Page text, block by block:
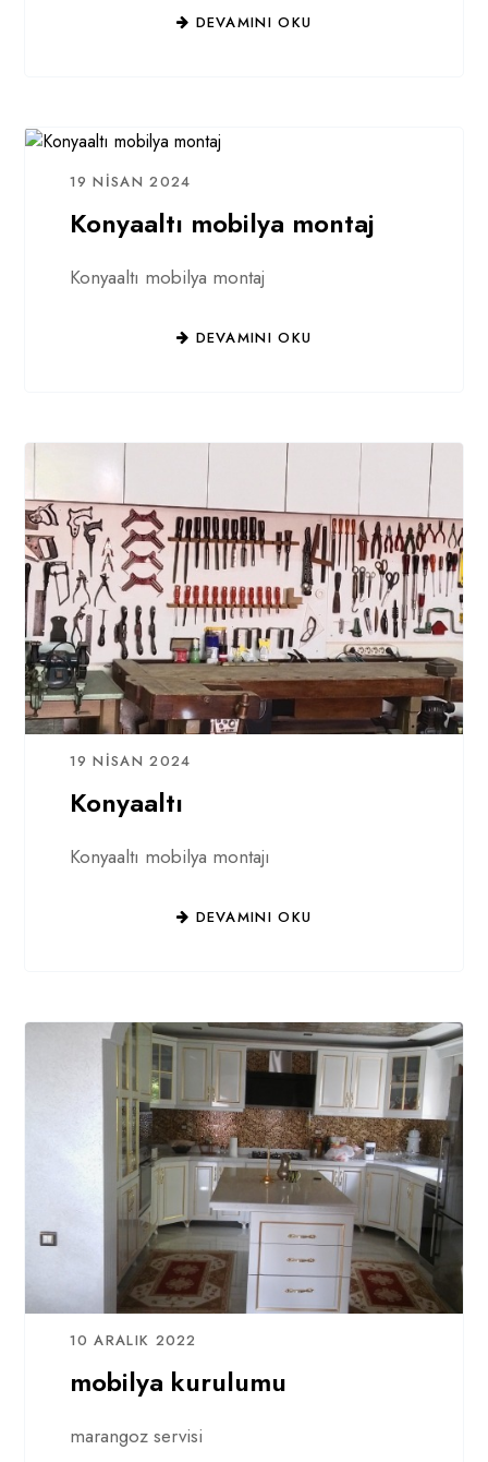
DEVAMINI OKU
19 NISAN 2024
Konyaaltı mobilya montaj
Konyaaltı mobilya montaj
DEVAMINI OKU
19 NISAN 2024
Konyaaltı
Konyaaltı mobilya montajı
DEVAMINI OKU
10 ARALIK 2022
mobilya kurulumu
marangoz servisi